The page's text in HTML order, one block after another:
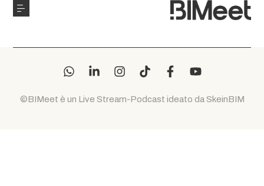
©BIMeet è un Live Stream-Podcast ideato da SkeinBIM